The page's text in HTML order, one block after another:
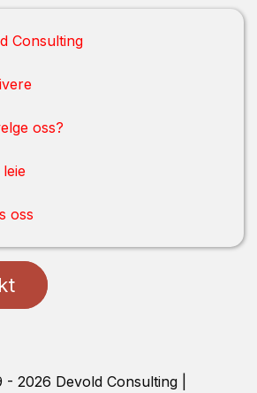
Consulting
oss?
oss
2026 Devold Consulting |